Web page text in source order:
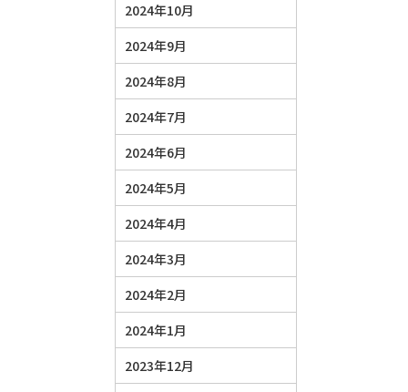
2024年10月
2024年9月
2024年8月
2024年7月
2024年6月
2024年5月
2024年4月
2024年3月
2024年2月
2024年1月
2023年12月